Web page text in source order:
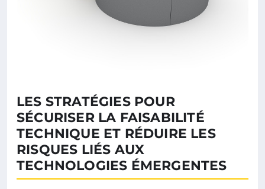
LES STRATÉGIES POUR
SÉCURISER LA FAISABILITÉ
TECHNIQUE ET RÉDUIRE LES
RISQUES LIÉS AUX
TECHNOLOGIES ÉMERGENTES